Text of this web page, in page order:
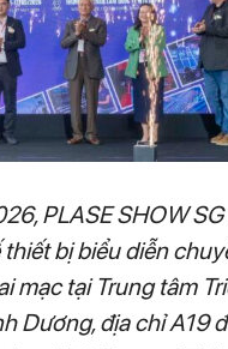
PLASE SHOW
thiết bị biểu diễn
mạc tại Trung tâm
Dương, địa chỉ A19